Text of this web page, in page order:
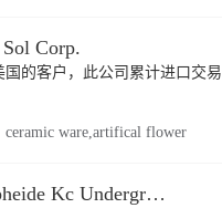
Corp.
国的客户，此公司累计进口交易
ceramic ware,artifical flower
Knapheide Kc Underground